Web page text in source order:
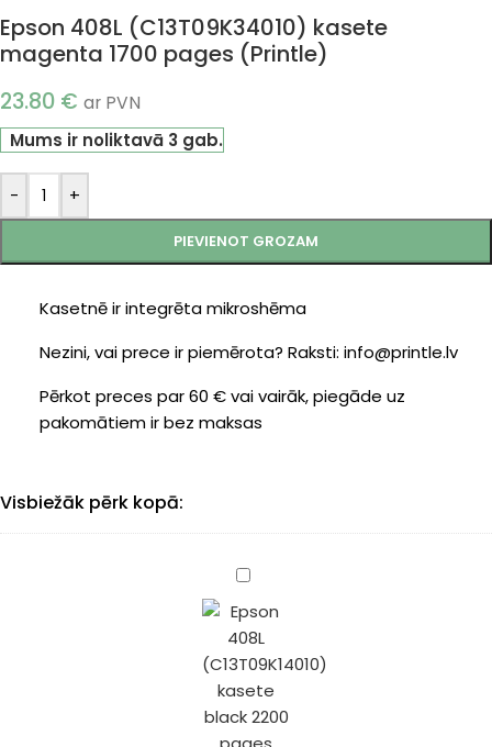
Epson 408L (C13T09K34010) kasete
magenta 1700 pages (Printle)
23.80 € ar PVN
Mums ir noliktavā 3 gab.
- +
PIEVIENOT GROZAM
Kasetnē ir integrēta mikroshēma
Nezini, vai prece ir piemērota? Raksti: info@printle.lv
Pērkot preces par 60 € vai vairāk, piegāde uz
pakomātiem ir bez maksas
Visbiežāk pērk kopā:
Epson
(C13T09K14010)
kasete
2200